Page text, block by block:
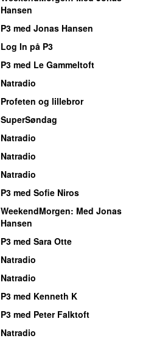
Hansen
P3 med Jonas Hansen
Log In på P3
P3 med Le Gammeltoft
Natradio
Profeten og lillebror
SuperSøndag
Natradio
Natradio
Natradio
P3 med Sofie Niros
WeekendMorgen: Med Jonas
Hansen
P3 med Sara Otte
Natradio
Natradio
P3 med Kenneth K
P3 med Peter Falktoft
Natradio